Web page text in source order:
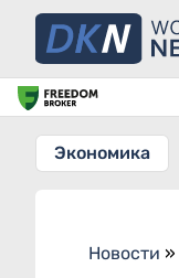
Экономика
Новости »